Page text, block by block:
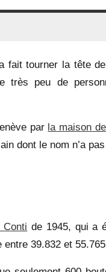
fait tourner la tête
très peu de
par la maison
dont le nom n’a
Conti de 1945, qui a
39.832 et